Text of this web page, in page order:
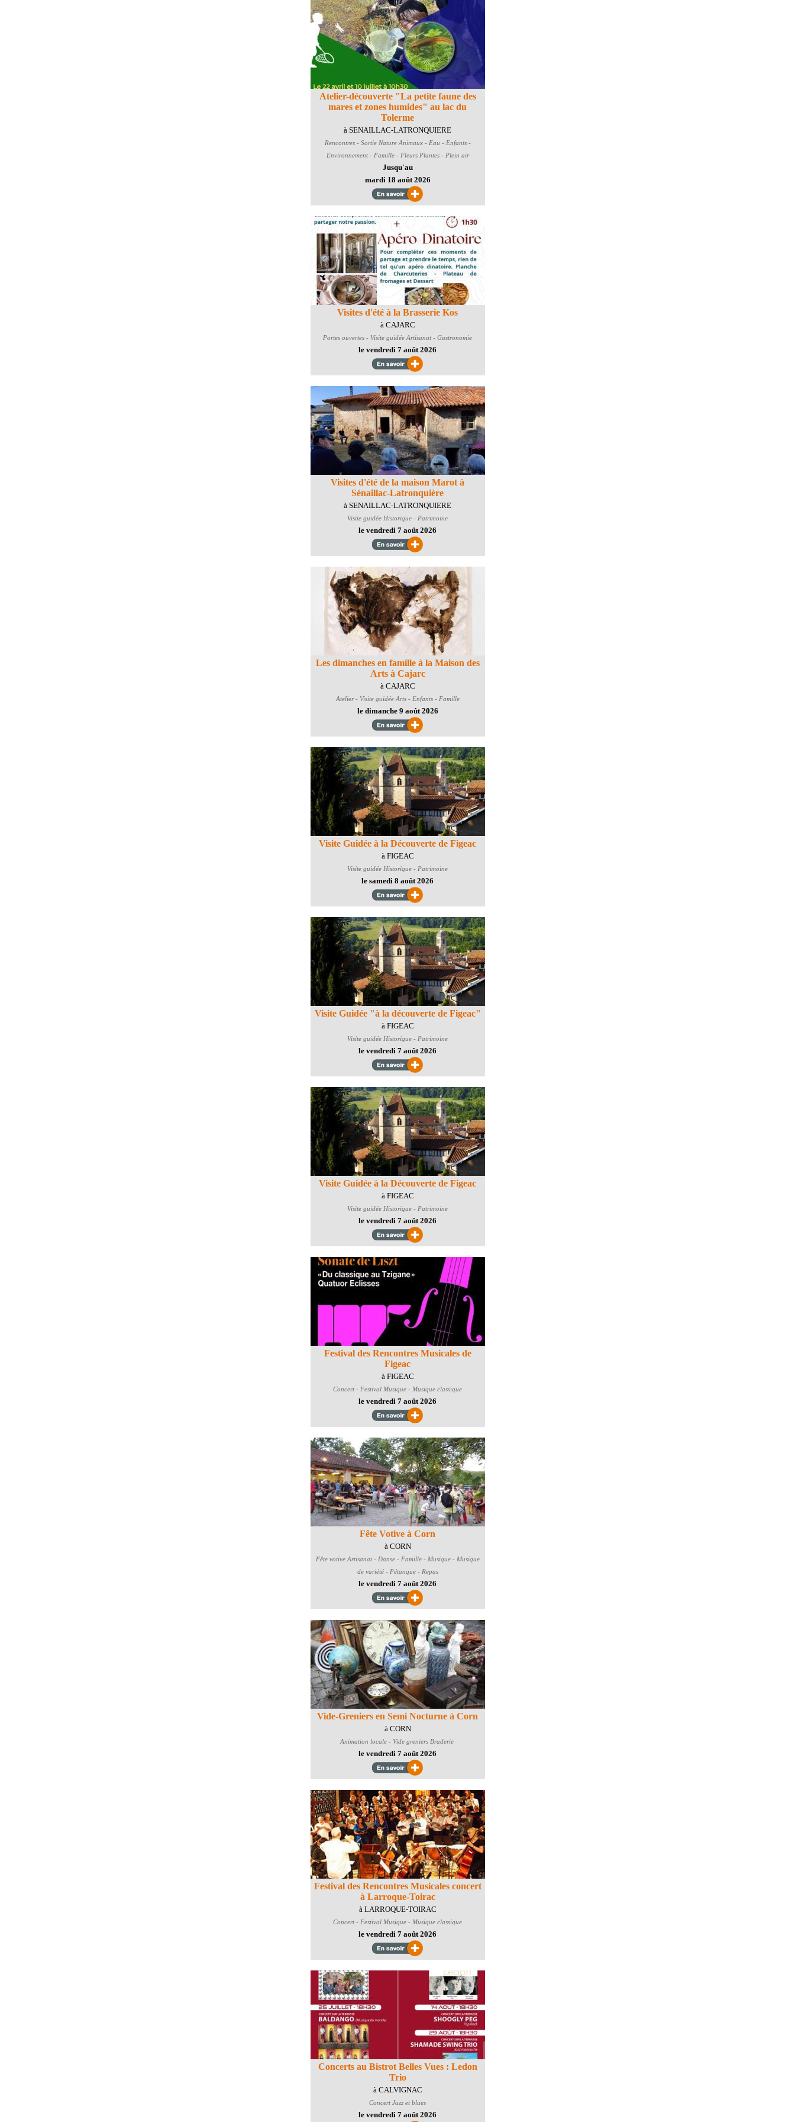
Atelier-découverte "La petite faune des
mares et zones humides" au lac du
Tolerme
à SENAILLAC-LATRONQUIERE
Rencontres - Sortie NatureAnimaux - Eau - Enfants -
Environnement - Famille - Fleurs Plantes - Plein air
Jusqu'au
mardi 18 août 2026
Visites d'été à la Brasserie Kos
à CAJARC
Portes ouvertes - Visite guidée Artisanat - Gastronomie
le vendredi 7 août 2026
Visites d'été de la maison Marot à
Sénaillac-Latronquière
à SENAILLAC-LATRONQUIERE
Visite guidée Historique - Patrimoine
le vendredi 7 août 2026
Les dimanches en famille à la Maison des
Arts à Cajarc
à CAJARC
Atelier - Visite guidéeArts - Enfants - Famille
le dimanche 9 août 2026
Visite Guidée à la Découverte de Figeac
à FIGEAC
Visite guidée Historique - Patrimoine
le samedi 8 août 2026
Visite Guidée "à la découverte de Figeac"
à FIGEAC
Visite guidée Historique - Patrimoine
le vendredi 7 août 2026
Visite Guidée à la Découverte de Figeac
à FIGEAC
Visite guidée Historique - Patrimoine
le vendredi 7 août 2026
Festival des Rencontres Musicales de
Figeac
à FIGEAC
Concert - Festival Musique - Musique classique
le vendredi 7 août 2026
Fête Votive à Corn
à CORN
Fête votiveArtisanat - Danse - Famille - Musique - Musique
de variété - Pétanque - Repas
le vendredi 7 août 2026
Vide-Greniers en Semi Nocturne à Corn
à CORN
Animation locale - Vide greniers Braderie
le vendredi 7 août 2026
Festival des Rencontres Musicales concert
à Larroque-Toirac
à LARROQUE-TOIRAC
Concert - Festival Musique - Musique classique
le vendredi 7 août 2026
Concerts au Bistrot Belles Vues : Ledon
Trio
à CALVIGNAC
Concert Jazz et blues
le vendredi 7 août 2026